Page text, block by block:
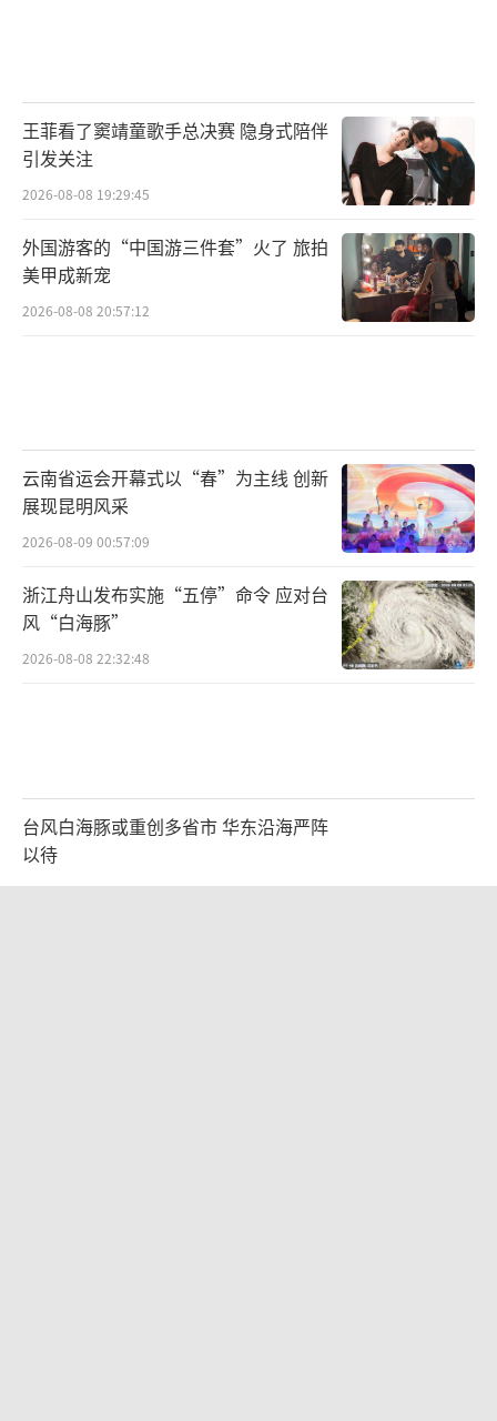
王菲看了窦靖童歌手总决赛 隐身式陪伴
引发关注
2026-08-08 19:29:45
外国游客的“中国游三件套”火了 旅拍
美甲成新宠
2026-08-08 20:57:12
云南省运会开幕式以“春”为主线 创新
展现昆明风采
2026-08-09 00:57:09
浙江舟山发布实施“五停”命令 应对台
风“白海豚”
2026-08-08 22:32:48
台风白海豚或重创多省市 华东沿海严阵
以待
2026-08-08 17:01:38